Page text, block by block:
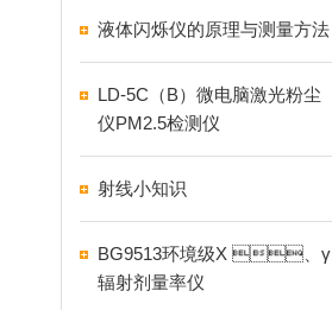
液体闪烁仪的原理与测量方法
LD-5C（B）微电脑激光粉尘
仪PM2.5检测仪
射线小知识
BG9513环境级X 、γ
辐射剂量率仪